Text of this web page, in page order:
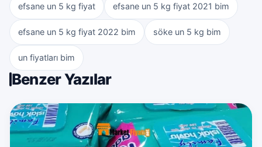
efsane un 5 kg fiyat efsane un 5 kg fiyat 2021 bim
efsane un 5 kg fiyat 2022 bim söke un 5 kg bim
un fiyatları bim
Benzer Yazılar